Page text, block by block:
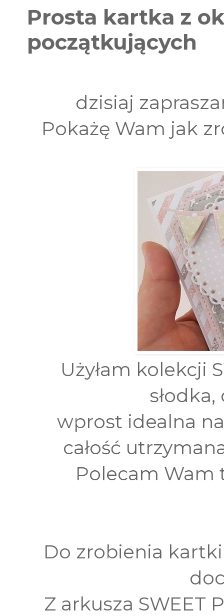
Prosta kartka z
początkujących
dzisiaj
Pokażę Wam jak
Użyłam kolekcji
wprost idealna
całość
Polecam Wam
Do zrobienia
Z arkusza SWEET